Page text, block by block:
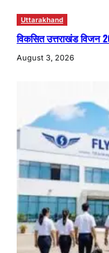
Uttarakhand
विकसित उत्तराखंड विजन
August 3, 2026